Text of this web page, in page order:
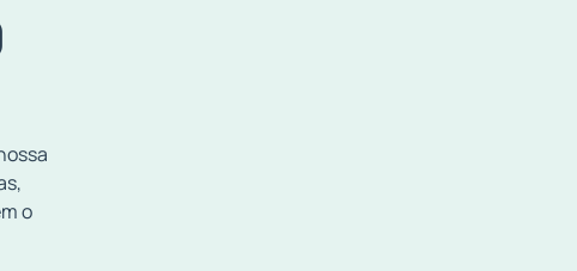
o